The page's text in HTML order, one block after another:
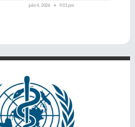
julio 4, 2026 9:01 pm